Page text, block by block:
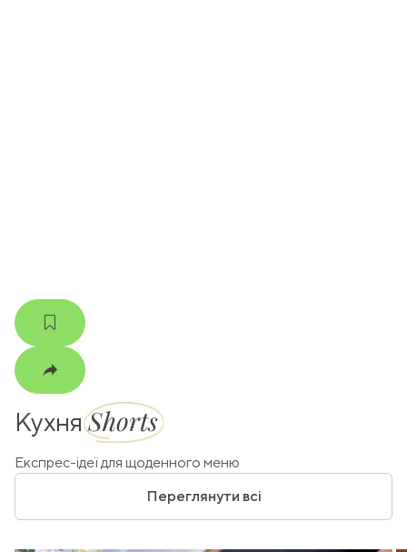
КухняShorts
Експрес-ідеї для щоденного меню
Переглянути всі